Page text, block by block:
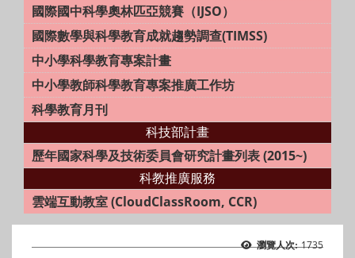
國際國中科學奧林匹亞競賽（IJSO）
國際數學與科學教育成就趨勢調查(TIMSS)
中小學科學教育專案計畫
中小學教師科學教育專案推廣工作坊
科學教育月刊
科技部計畫
歷年國家科學及技術委員會研究計畫列表 (2015~)
科教推廣服務
雲端互動教室 (CloudClassRoom, CCR)
瀏覽人次: 1735